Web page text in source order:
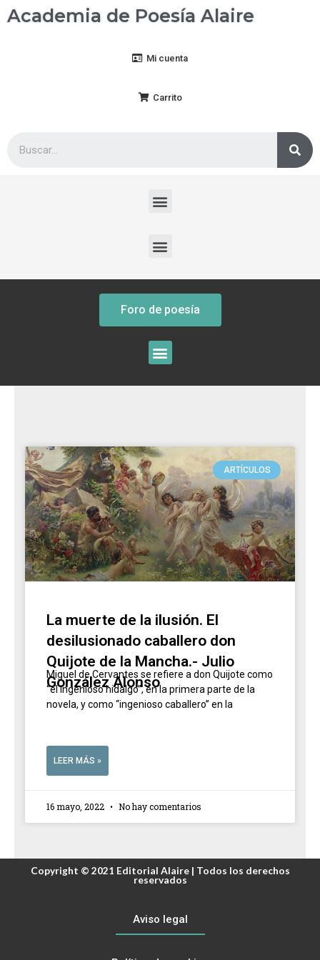
Academia de Poesía Alaire
Mi cuenta
Carrito
Foro de poesía
ARTÍCULOS
La muerte de la ilusión. El
desilusionado caballero don
Quijote de la Mancha.- Julio
González Alonso
Miguel de Cervantes se refiere a don Quijote como
“el ingenioso hidalgo”, en la primera parte de la
novela, y como “ingenioso caballero” en la
LEER MÁS »
16 mayo, 2022 No hay comentarios
Copyright © 2021 Editorial Alaire | Todos los derechos
reservados
Aviso legal